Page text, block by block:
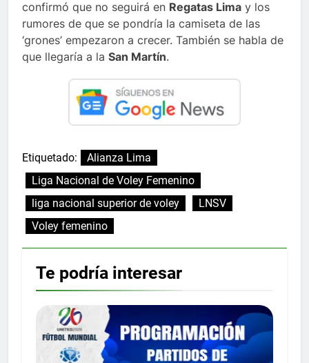
confirmó que no seguirá en Regatas Lima y los
rumores de que se pondría la camiseta de las
‘grones’ empezaron a crecer. También se habla de
que llegaría a la San Martín.
Etiquetado:
Alianza Lima
Liga Nacional de Voley Femenino
liga nacional superior de voley
LNSV
Voley femenino
Te podría interesar